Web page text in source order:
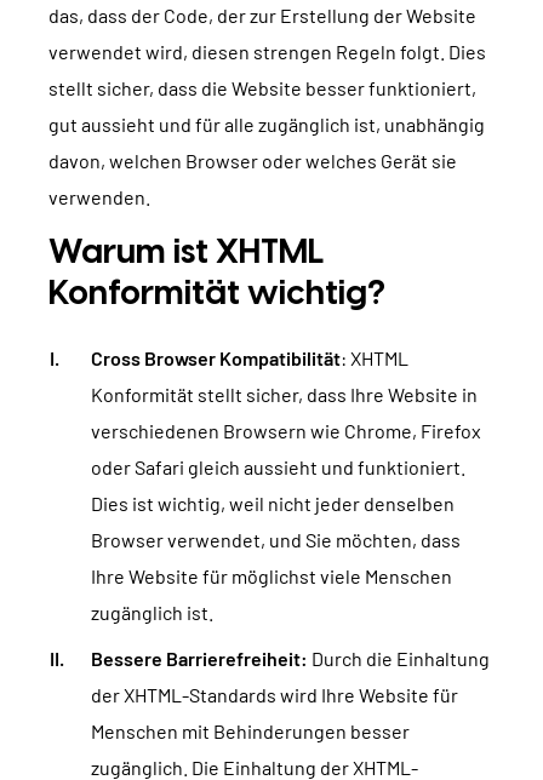
das, dass der Code, der zur Erstellung der Website
verwendet wird, diesen strengen Regeln folgt. Dies
stellt sicher, dass die Website besser funktioniert,
gut aussieht und für alle zugänglich ist, unabhängig
davon, welchen Browser oder welches Gerät sie
verwenden.
Warum ist XHTML
Konformität wichtig?
Cross Browser Kompatibilität: XHTML
Konformität stellt sicher, dass Ihre Website in
verschiedenen Browsern wie Chrome, Firefox
oder Safari gleich aussieht und funktioniert.
Dies ist wichtig, weil nicht jeder denselben
Browser verwendet, und Sie möchten, dass
Ihre Website für möglichst viele Menschen
zugänglich ist.
Bessere Barrierefreiheit: Durch die Einhaltung
der XHTML-Standards wird Ihre Website für
Menschen mit Behinderungen besser
zugänglich. Die Einhaltung der XHTML-